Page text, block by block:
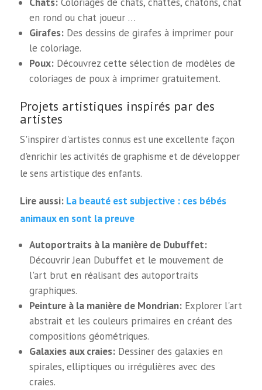
Coloriages de chats, chattes, chatons, chat
en rond ou chat joueur …
Girafes: Des dessins de girafes à imprimer pour
le coloriage.
Poux: Découvrez cette sélection de modèles de
coloriages de poux à imprimer gratuitement.
Projets artistiques inspirés par des
artistes
S'inspirer d'artistes connus est une excellente façon
d'enrichir les activités de graphisme et de développer
le sens artistique des enfants.
Lire aussi: La beauté est subjective : ces bébés
animaux en sont la preuve
Autoportraits à la manière de Dubuffet:
Découvrir Jean Dubuffet et le mouvement de
l'art brut en réalisant des autoportraits
graphiques.
Peinture à la manière de Mondrian: Explorer l'art
abstrait et les couleurs primaires en créant des
compositions géométriques.
Galaxies aux craies: Dessiner des galaxies en
spirales, elliptiques ou irrégulières avec des
craies.